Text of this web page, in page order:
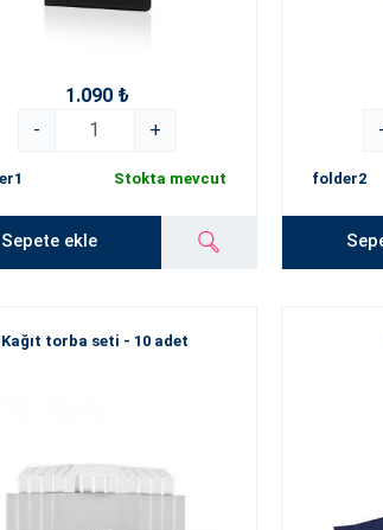
1.090 ₺
-
+
Stokta mevcut
Sepete ekle
-
folder2
Kağıt torba seti - 10 adet